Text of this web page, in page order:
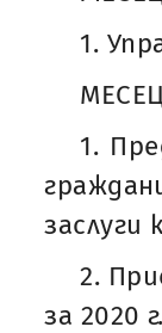
1.
1.
заслуги
2.
за 2020 г.